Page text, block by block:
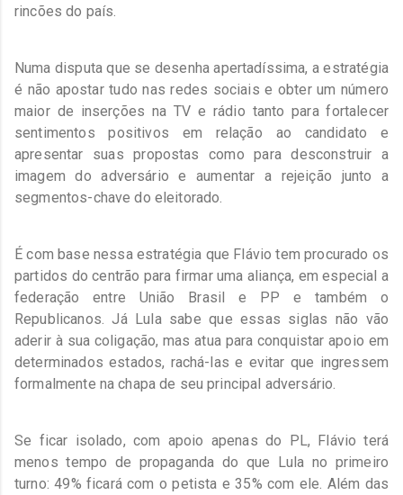
rincões do país.
Numa disputa que se desenha apertadíssima, a estratégia
é não apostar tudo nas redes sociais e obter um número
maior de inserções na TV e rádio tanto para fortalecer
sentimentos positivos em relação ao candidato e
apresentar suas propostas como para desconstruir a
imagem do adversário e aumentar a rejeição junto a
segmentos-chave do eleitorado.
É com base nessa estratégia que Flávio tem procurado os
partidos do centrão para firmar uma aliança, em especial a
federação entre União Brasil e PP e também o
Republicanos. Já Lula sabe que essas siglas não vão
aderir à sua coligação, mas atua para conquistar apoio em
determinados estados, rachá-las e evitar que ingressem
formalmente na chapa de seu principal adversário.
Se ficar isolado, com apoio apenas do PL, Flávio terá
menos tempo de propaganda do que Lula no primeiro
turno: 49% ficará com o petista e 35% com ele. Além das